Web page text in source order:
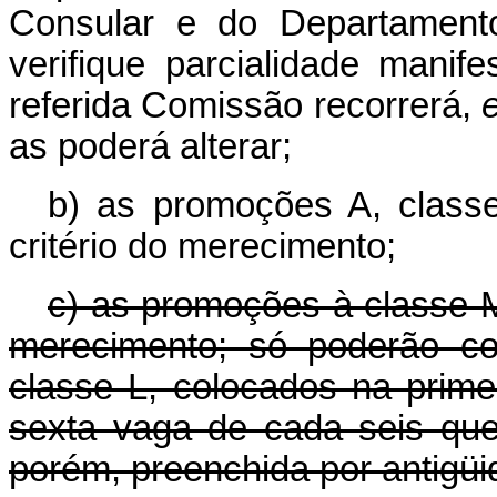
Consular e do
verifique parcialidade
referida Comissão recorrerá,
as poderá alterar;
b) as promoções A,
critério do merecimento;
c) as promoções à classe
merecimento; só poderão
classe L, colocados na
sexta vaga de cada seis
porém, preenchida por